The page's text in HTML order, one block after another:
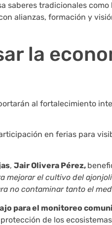
saberes tradicionales como
alianzas, formación y
la
al fortalecimiento
en ferias para
, Jair Olivera Pérez,
mejorar el cultivo del
no contaminar tanto el
para el monitoreo
de los